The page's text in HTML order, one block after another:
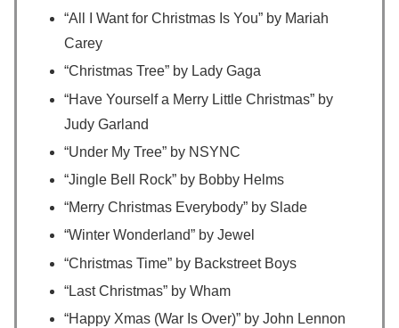
“All I Want for Christmas Is You” by Mariah
Carey
“Christmas Tree” by Lady Gaga
“Have Yourself a Merry Little Christmas” by
Judy Garland
“Under My Tree” by NSYNC
“Jingle Bell Rock” by Bobby Helms
“Merry Christmas Everybody” by Slade
“Winter Wonderland” by Jewel
“Christmas Time” by Backstreet Boys
“Last Christmas” by Wham
“Happy Xmas (War Is Over)” by John Lennon